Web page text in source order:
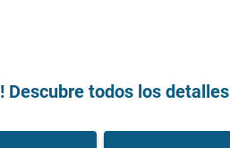
Descubre todos los detalles